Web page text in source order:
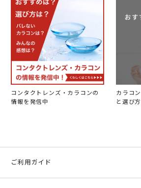
コンタクトレンズ・カラコンの
情報を発信中
カラコ
と選び方
ご利用ガイド